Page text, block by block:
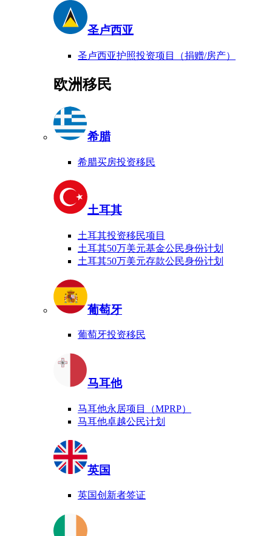
圣卢西亚
圣卢西亚护照投资项目（捐赠/房产）
欧洲移民
希腊
希腊买房投资移民
土耳其
土耳其投资移民项目
土耳其50万美元基金公民身份计划
土耳其50万美元存款公民身份计划
葡萄牙
葡萄牙投资移民
马耳他
马耳他永居项目（MPRP）
马耳他卓越公民计划
英国
英国创新者签证